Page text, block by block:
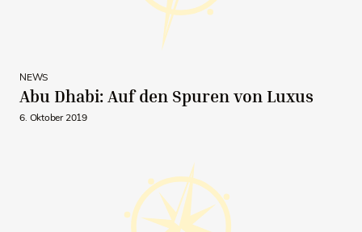
NEWS
Abu Dhabi: Auf den Spuren von Luxus
6. Oktober 2019